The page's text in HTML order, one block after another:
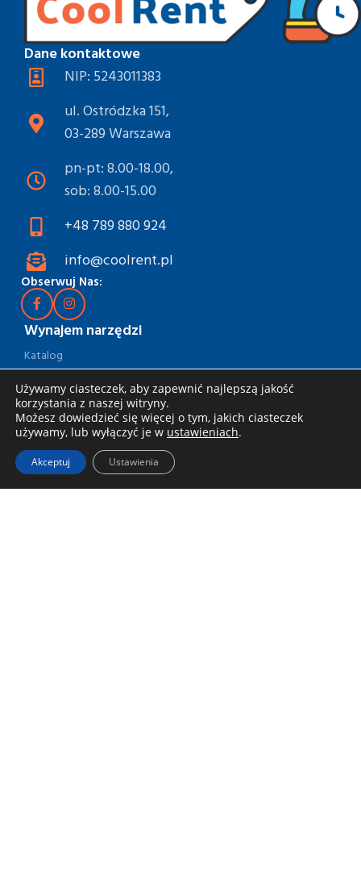
Dane kontaktowe
NIP: 5243011383
ul. Ostródzka 151,
03-289 Warszawa
pn-pt: 8.00-18.00,
sob: 8.00-15.00
+48 789 880 924
info@coolrent.pl
Obserwuj Nas:
Wynajem narzędzi
Katalog
Rabaty i akcje
Jak wynająć
Dostawa i odbiór
Zasady wynajmu
Specjalna oferta dla firm
Używamy ciasteczek, aby zapewnić najlepszą jakość
korzystania z naszej witryny.
Możesz dowiedzieć się więcej o tym, jakich ciasteczek
używamy, lub wyłączyć je w ustawieniach.
Akceptuj Ustawienia